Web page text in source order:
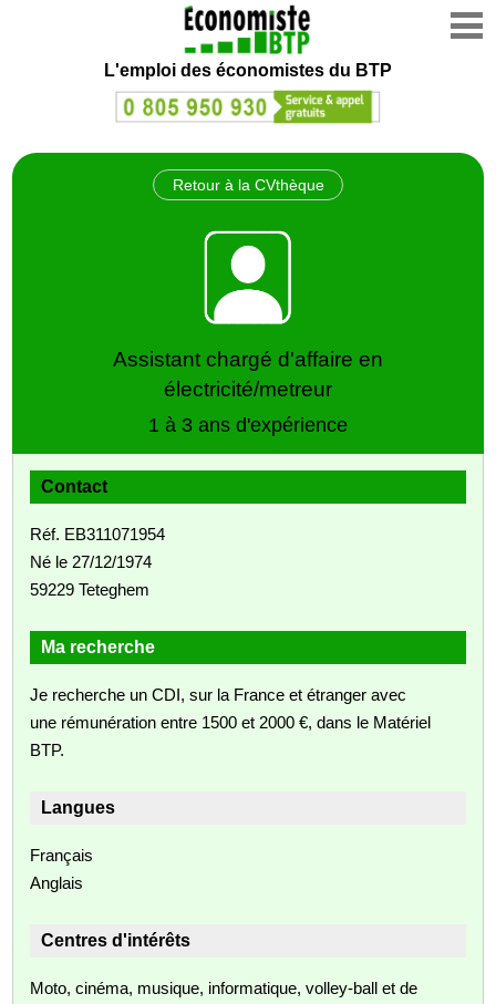
L'emploi des économistes du BTP
Retour à la CVthèque
Assistant chargé d'affaire en
électricité/metreur
1 à 3 ans d'expérience
Contact
Réf. EB311071954
Né le 27/12/1974
59229 Teteghem
Ma recherche
Je recherche un CDI, sur la France et étranger avec
une rémunération entre 1500 et 2000 €, dans le Matériel
BTP.
Langues
Français
Anglais
Centres d'intérêts
Moto, cinéma, musique, informatique, volley-ball et de